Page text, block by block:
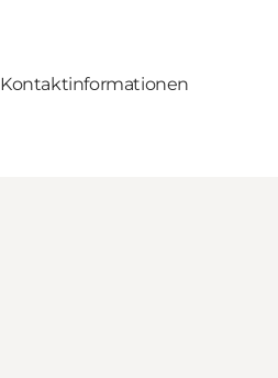
Kontaktinformationen